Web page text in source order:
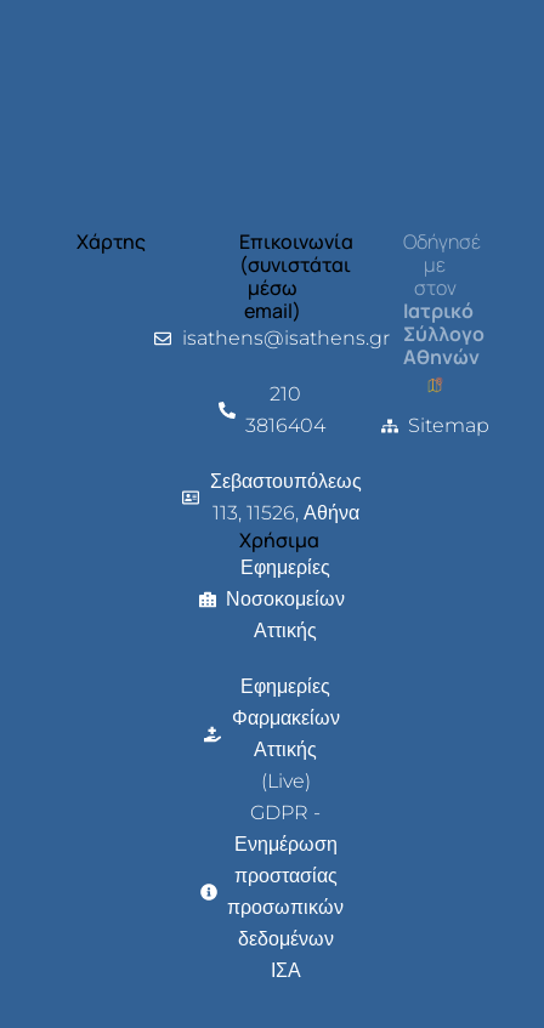
Χάρτης
Επικοινωνία
(συνιστάται
μέσω
email)
isathens@isathens.gr
210
3816404
Σεβαστουπόλεως
113, 11526, Αθήνα
Χρήσιμα
Εφημερίες
Νοσοκομείων
Αττικής
Εφημερίες
Φαρμακείων
Αττικής
(Live)
GDPR -
Ενημέρωση
προστασίας
προσωπικών
δεδομένων
ΙΣΑ
Οδήγησέ
με
στον
Ιατρικό
Σύλλογο
Αθηνών
Sitemap